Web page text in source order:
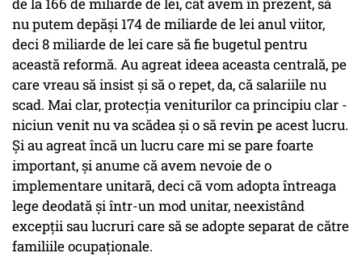
de la 166 de miliarde de lei, cât avem în prezent, să
nu putem depăși 174 de miliarde de lei anul viitor,
deci 8 miliarde de lei care să fie bugetul pentru
această reformă. Au agreat ideea aceasta centrală, pe
care vreau să insist și să o repet, da, că salariile nu
scad. Mai clar, protecția veniturilor ca principiu clar -
niciun venit nu va scădea și o să revin pe acest lucru.
Și au agreat încă un lucru care mi se pare foarte
important, și anume că avem nevoie de o
implementare unitară, deci că vom adopta întreaga
lege deodată și într-un mod unitar, neexistând
excepții sau lucruri care să se adopte separat de către
familiile ocupaționale.